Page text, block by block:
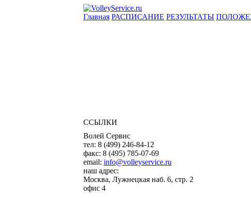
Главная РАСПИСАНИЕ РЕЗУЛЬТАТЫ
ССЫЛКИ
Волей Сервис
тел: 8 (499) 246-84-12
факс: 8 (495) 785-07-69
email: info@volleyservice.ru
наш адрес:
Москва, Лужнецкая наб. 6, стр. 2
офис 4